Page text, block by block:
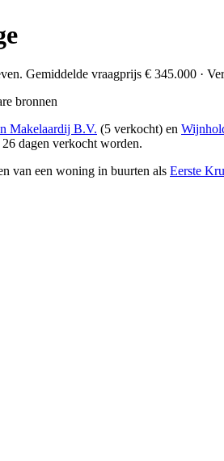
Gemiddelde vraagprijs € 345.000 ·
bronnen
Makelaardij B.V. (5 verkocht) en
dagen verkocht worden.
van een woning in buurten als Eerste